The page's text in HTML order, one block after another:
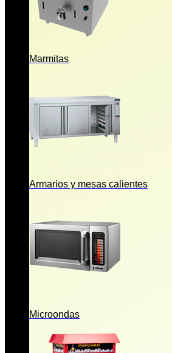
Marmitas
Armarios y mesas calientes
Microondas